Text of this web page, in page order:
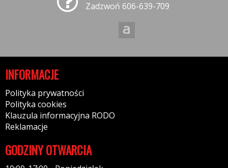
Zadzwoń 606-639-709
INFORMACJE
Polityka prywatności
Polityka cookies
Klauzula informacyjna RODO
Reklamacje
GODZINY OTWARCIA